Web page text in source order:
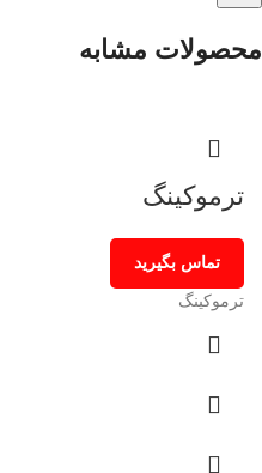
محصولات مشابه
ترموکینگ
تماس بگیرید
ترموکینگ